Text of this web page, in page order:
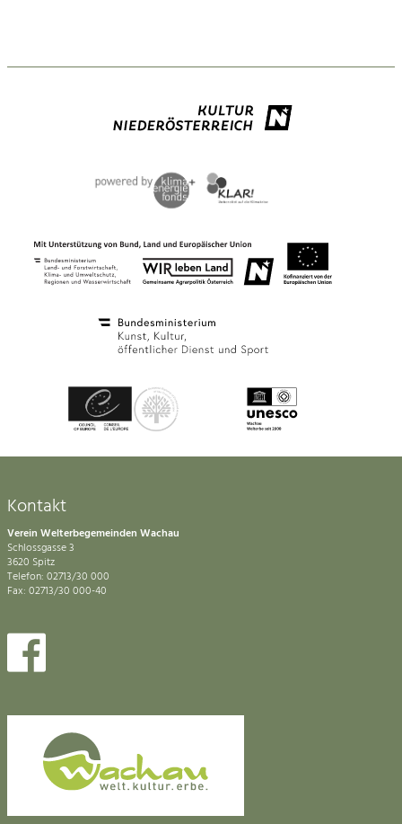
Kontakt
Verein Welterbegemeinden Wachau
Schlossgasse 3
3620 Spitz
Telefon: 02713/30 000
Fax: 02713/30 000-40